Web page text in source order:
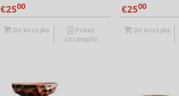
€2500
Do koszyka
Pokaż
szczegóły
€2500
Do koszyka